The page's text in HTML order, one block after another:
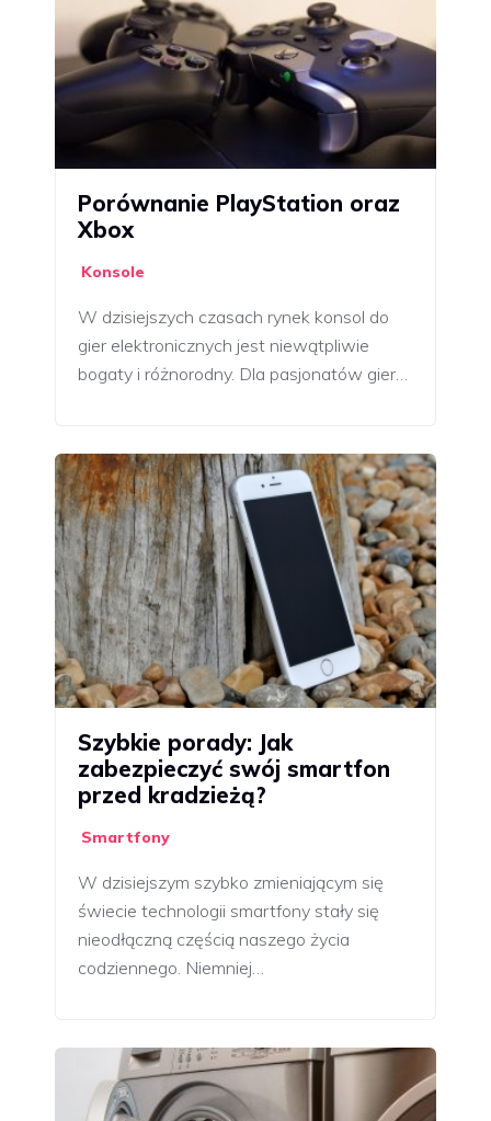
Porównanie PlayStation oraz
Xbox
Konsole
W dzisiejszych czasach rynek konsol do
gier elektronicznych jest niewątpliwie
bogaty i różnorodny. Dla pasjonatów gier…
Szybkie porady: Jak
zabezpieczyć swój smartfon
przed kradzieżą?
Smartfony
W dzisiejszym szybko zmieniającym się
świecie technologii smartfony stały się
nieodłączną częścią naszego życia
codziennego. Niemniej…